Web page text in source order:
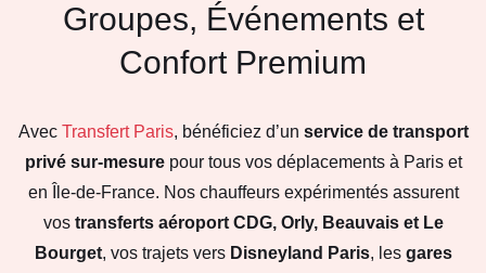
Groupes, Événements et
Confort Premium
Avec Transfert Paris, bénéficiez d’un service de transport
privé sur-mesurepour tous vos déplacements à Paris et
en Île-de-France. Nos chauffeurs expérimentés assurent
vos transferts aéroport CDG, Orly, Beauvais et Le
Bourget, vos trajets vers Disneyland Paris, les gares